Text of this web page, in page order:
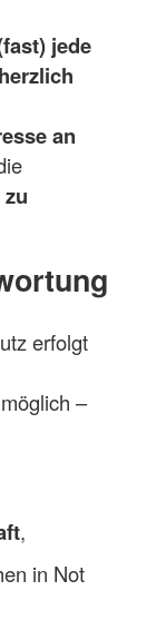
jede
an
erfolgt
–
,
in Not